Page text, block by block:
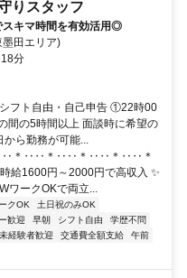
りスタッフ
スキマ時間を有効活用◎
田エリア)
分
フト自由・自己申告 ①22時00
の5時間以上 面談時に希望の
から勤務が可能...
＊‥‥＊‥‥＊‥‥＊‥‥＊‥‥＊
給1600円～2000円で高収入 ✨
ワークOKで両立...
クOK
土日祝のみOK
歓迎 早朝 シフト自由
学歴不問
未経験者歓迎 交通費全額支給
午前